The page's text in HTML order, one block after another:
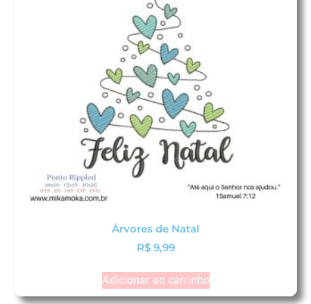
Árvores de Natal
R$9,99
Adicionar ao carrinho